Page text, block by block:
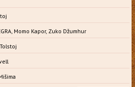
Momo Kapor, Zuko Džumhur